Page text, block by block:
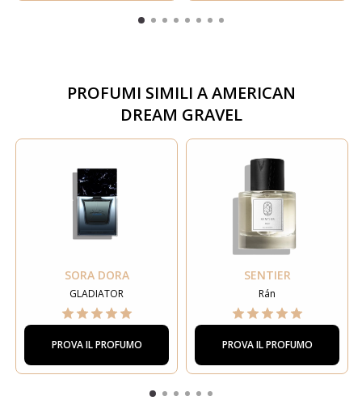
PROFUMI SIMILI AAMERICAN
DREAM GRAVEL
SORA DORA
GLADIATOR
PROVA IL PROFUMO
SENTIER
Rán
PROVA IL PROFUMO